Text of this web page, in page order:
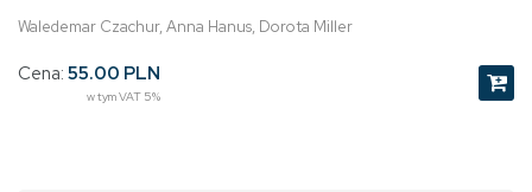
Waledemar Czachur, Anna Hanus, Dorota Miller
Cena: 55.00 PLN
w tym VAT 5%